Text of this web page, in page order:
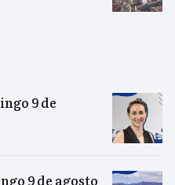
9 de
9 de agosto